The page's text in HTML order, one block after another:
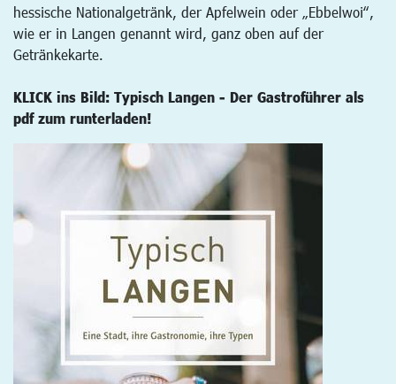
hessische Nationalgetränk, der Apfelwein oder „Ebbelwoi“,
wie er in Langen genannt wird, ganz oben auf der
Getränkekarte.
KLICK ins Bild: Typisch Langen - Der Gastroführer als
pdf zum runterladen!